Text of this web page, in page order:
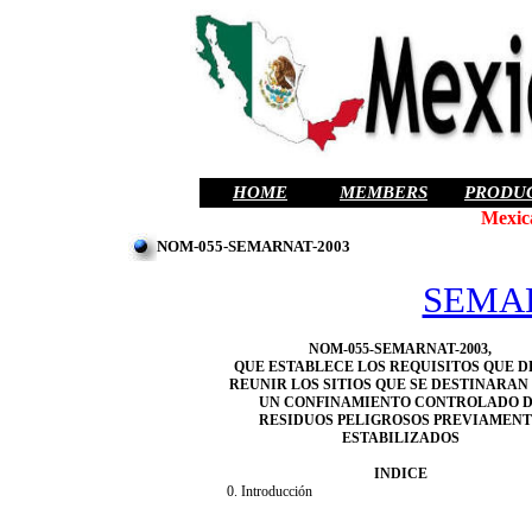
HOME MEMBERS
NOM-055-SEMARNAT-2003
NOM-055-SEMARNAT-2003,
QUE ESTABLECE LOS REQUISITOS QUE
REUNIR LOS SITIOS QUE SE DESTINARAN
UN CONFINAMIENTO CONTROLADO
RESIDUOS PELIGROSOS
ESTABILIZADOS
INDICE
0. Introducción